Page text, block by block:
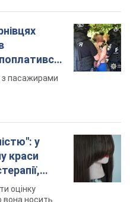
у
краси
вона носить